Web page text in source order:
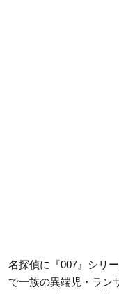
名探偵に『007』シリ
で一族の異端児・ラン